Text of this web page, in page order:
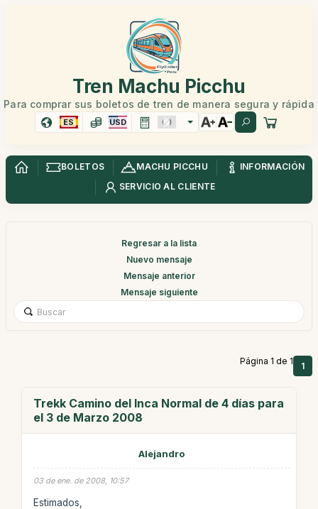
Tren Machu Picchu
Para comprar sus boletos de tren de manera segura y rápida
ES USD
BOLETOS MACHU PICCHU
INFORMACIÓN
SERVICIO AL CLIENTE
Regresar a la lista
Nuevo mensaje
Mensaje anterior
Mensaje siguiente
Página 1 de 1 1
Trekk Camino del Inca Normal de 4 días para
el 3 de Marzo 2008
Alejandro
03 de ene. de 2008, 10:57
Estimados,